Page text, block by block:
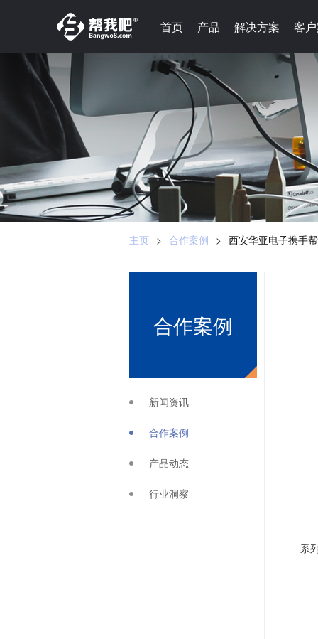
首页 产品 解决方案 客
首页 产品 解决方案 客
主页 > 合作案例 > 西安华亚电子携手
合作案例
新闻资讯
合作案例
产品动态
行业洞察
系